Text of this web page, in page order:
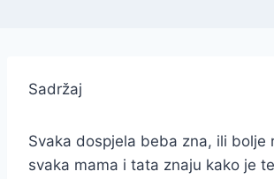
Sadržaj
Svaka dospjela beba zna, ili bolje
svaka mama i tata znaju kako je